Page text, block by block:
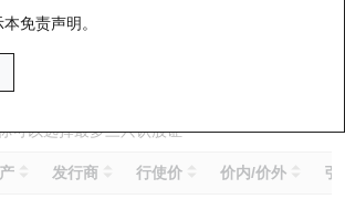
免责声明。
认购 1888 建滔积层板
可以选择最多三只认股证
发行商 行使价 价内/价外 引
找
值
题